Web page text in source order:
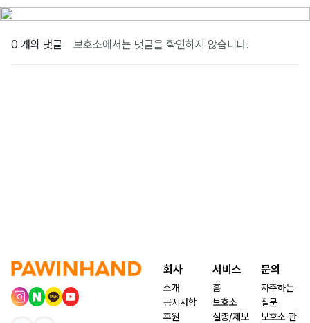
0 개의 댓글 보호소에서는 댓글을 확인하지 않습니다.
회사
소개
공지사항
후원
서비스
홈
보호소
실종/제보
문의
자주하는
질문
보호소 관